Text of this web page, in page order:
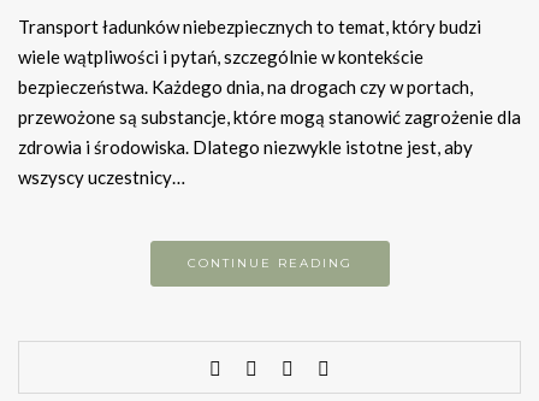
Transport ładunków niebezpiecznych to temat, który budzi
wiele wątpliwości i pytań, szczególnie w kontekście
bezpieczeństwa. Każdego dnia, na drogach czy w portach,
przewożone są substancje, które mogą stanowić zagrożenie dla
zdrowia i środowiska. Dlatego niezwykle istotne jest, aby
wszyscy uczestnicy…
CONTINUE READING